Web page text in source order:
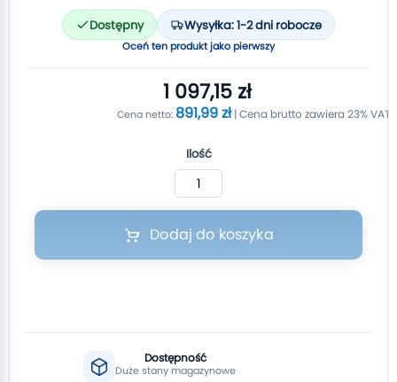
Dostępny Wysyłka: 1-2 dni robocze
Oceń ten produkt jako pierwszy
1 097,15 zł
891,99 zł
Ilość
Dodaj do koszyka
Dostępność
Duże stany magazynowe